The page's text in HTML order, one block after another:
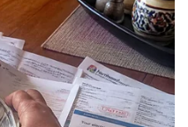
Quân sự - Quốc phòng